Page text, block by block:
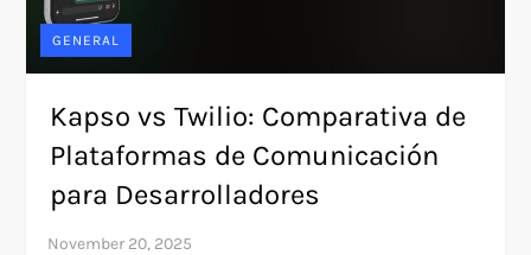
GENERAL
Kapso vs Twilio: Comparativa de
Plataformas de Comunicación
para Desarrolladores